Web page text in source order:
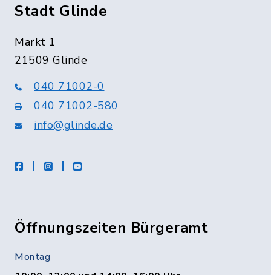
Stadt Glinde
Markt 1
21509 Glinde
040 71002-0
040 71002-580
info@glinde.de
facebookinstagramYoutube
Öffnungszeiten Bürgeramt
Montag